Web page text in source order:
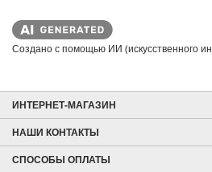
Создано с помощью ИИ (искусственного
ИНТЕРНЕТ-МАГАЗИН
НАШИ КОНТАКТЫ
СПОСОБЫ ОПЛАТЫ